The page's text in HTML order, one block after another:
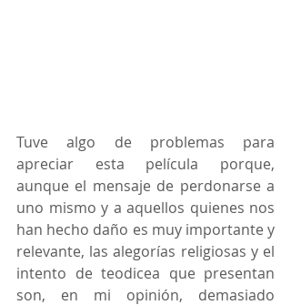
Tuve algo de problemas para
apreciar esta película porque,
aunque el mensaje de perdonarse a
uno mismo y a aquellos quienes nos
han hecho daño es muy importante y
relevante, las alegorías religiosas y el
intento de teodicea que presentan
son, en mi opinión, demasiado